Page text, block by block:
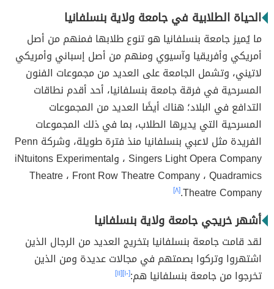
الحياة الطلابية في جامعة ولاية بنسلفانيا
ما يُميز جامعة بنسلفانيا هو تنوع طلابها فمنهم من أصل
أمريكي وأفريقيا وآسيوي ومنهم من أصل إسباني وأمريكي
لاتيني، وتشمل الجامعة على العديد من مجموعات الفنون
المسرحية في فرقة جامعة بنسلفانيا، أحد أقدم نطاقات
التدافع في البلاد؛ هناك أيضًا العديد من المجموعات
المسرحية التي يديرها الطلاب، بما في ذلك المجموعات
الفريدة مثل لاعبي بنسلفانيا منذ فترة طويلة، وشركة Penn
Singers Light Opera Company ، وiNtuitons Experimental
Theatre ، Front Row Theatre Company ، Quadramics
Theatre Company.[٨]
أشهر خريجي جامعة ولاية بنسلفانيا
لقد قامت جامعة بنسلفانيا بتخريج العديد من الرجال الذين
اشتهروا وتركوا بصمتهم في مجالات عديدة ومن الذين
تخرجوا من جامعة بنسلفانيا هم:[١٠] [١١]